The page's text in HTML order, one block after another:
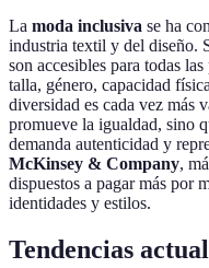
La moda inclusiva se ha
industria textil y del diseño.
son accesibles para todas
talla, género, capacidad
diversidad es cada vez más
promueve la igualdad, sino
demanda autenticidad y
McKinsey & Company,
dispuestos a pagar más por
identidades y estilos.
Tendencias